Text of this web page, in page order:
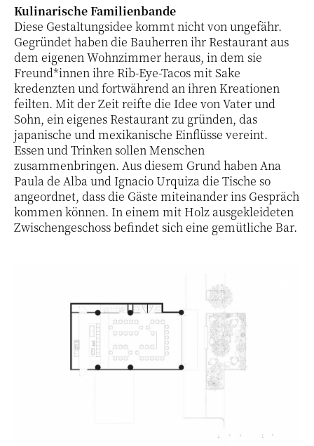
Kulinarische Familienbande
Diese Gestaltungsidee kommt nicht von ungefähr.
Gegründet haben die Bauherren ihr Restaurant aus
dem eigenen Wohnzimmer heraus, in dem sie
Freund*innen ihre Rib-Eye-Tacos mit Sake
kredenzten und fortwährend an ihren Kreationen
feilten. Mit der Zeit reifte die Idee von Vater und
Sohn, ein eigenes Restaurant zu gründen, das
japanische und mexikanische Einflüsse vereint.
Essen und Trinken sollen Menschen
zusammenbringen. Aus diesem Grund haben Ana
Paula de Alba und Ignacio Urquiza die Tische so
angeordnet, dass die Gäste miteinander ins Gespräch
kommen können. In einem mit Holz ausgekleideten
Zwischengeschoss befindet sich eine gemütliche Bar.